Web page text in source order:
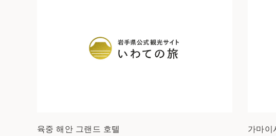
육중 해안 그랜드 호텔 가마이